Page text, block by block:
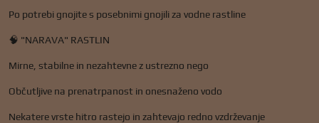
Po potrebi gnojite s posebnimi gnojili za vodne rastline
🧠 "NARAVA" RASTLIN
Mirne, stabilne in nezahtevne z ustrezno nego
Občutljive na prenatrpanost in onesnaženo vodo
Nekatere vrste hitro rastejo in zahtevajo redno vzdrževanje